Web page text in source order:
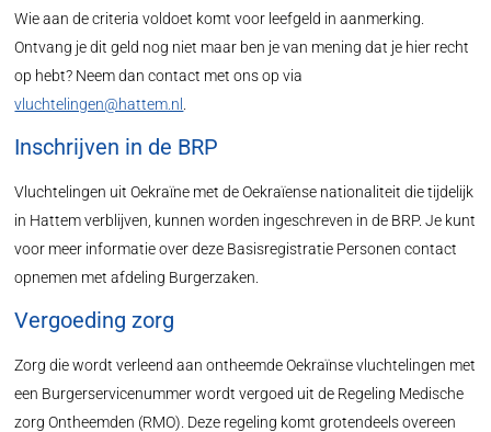
Wie aan de criteria voldoet komt voor leefgeld in aanmerking.
Ontvang je dit geld nog niet maar ben je van mening dat je hier recht
op hebt? Neem dan contact met ons op via
vluchtelingen@hattem.nl
Inschrijven in de BRP
Vluchtelingen uit Oekraïne met de Oekraïense nationaliteit die tijdelijk
in Hattem verblijven, kunnen worden ingeschreven in de BRP. Je kunt
voor meer informatie over deze Basisregistratie Personen contact
opnemen met afdeling Burgerzaken.
Vergoeding zorg
Zorg die wordt verleend aan ontheemde Oekraïnse vluchtelingen met
een Burgerservicenummer wordt vergoed uit de Regeling Medische
zorg Ontheemden (RMO). Deze regeling komt grotendeels overeen